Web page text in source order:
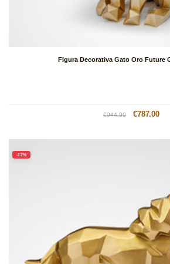
Figura Decorativa Gato Oro Future
Precio
€944.99
Precio
€787.00
-17%